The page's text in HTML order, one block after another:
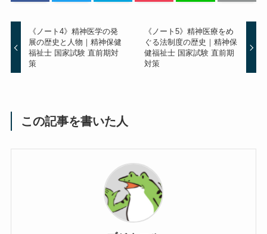
《ノート4》精神医学の発
展の歴史と人物｜精神保健
福祉士 国家試験 直前期対
策
《ノート5》精神医療をめ
ぐる法制度の歴史｜精神保
健福祉士 国家試験 直前期
対策
この記事を書いた人